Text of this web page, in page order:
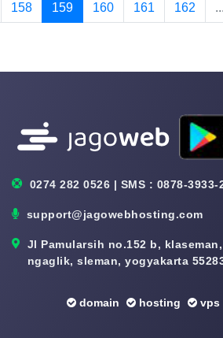
158 159 160 161 162 ...
0274 282 0526 | SMS : 0878-3933-
support@jagowebhosting.com
Jl Pamularsih no.152 b,
ngaglik, sleman, yogyakarta
domain hosting vps